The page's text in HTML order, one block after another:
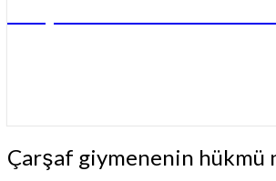
Çarşaf
giymenenin
Çarşaf giymenenin hükmü